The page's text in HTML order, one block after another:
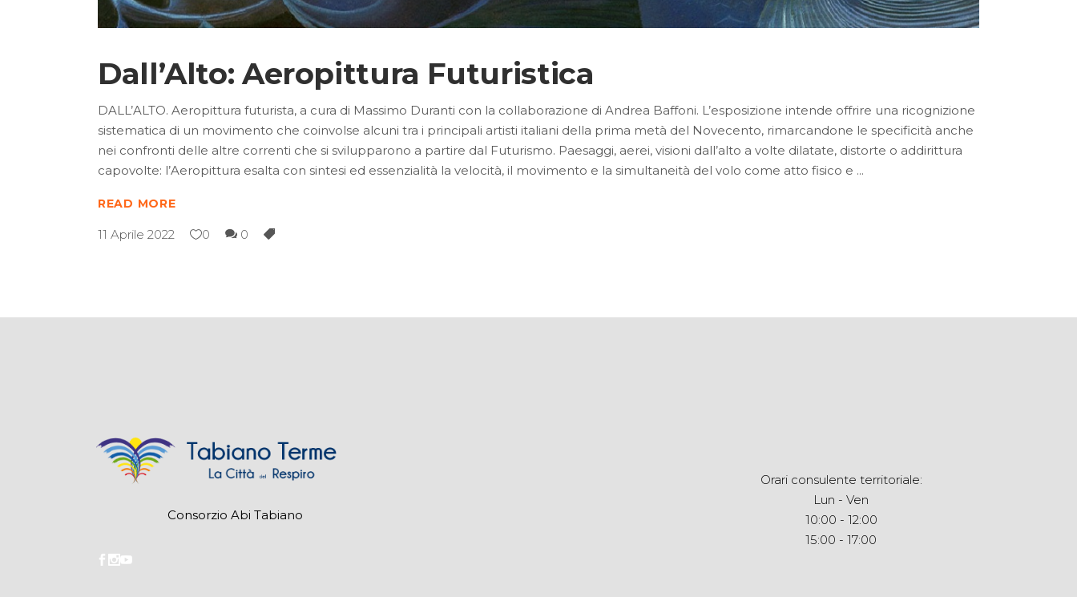
Dall’Alto: Aeropittura Futuristica
DALL’ALTO. Aeropittura futurista, a cura di Massimo Duranti con la collaborazione di Andrea Baffoni. L’esposizione intende offrire una ricognizione
sistematica di un movimento che coinvolse alcuni tra i principali artisti italiani della prima metà del Novecento, rimarcandone le specificità anche
nei confronti delle altre correnti che si svilupparono a partire dal Futurismo. Paesaggi, aerei, visioni dall’alto a volte dilatate, distorte o addirittura
capovolte: l’Aeropittura esalta con sintesi ed essenzialità la velocità, il movimento e la simultaneità del volo come atto fisico e
READ MORE
11 Aprile 2022 0 0
Consorzio Abi Tabiano
Orari consulente territoriale:
Lun - Ven
10:00 - 12:00
15:00 - 17:00